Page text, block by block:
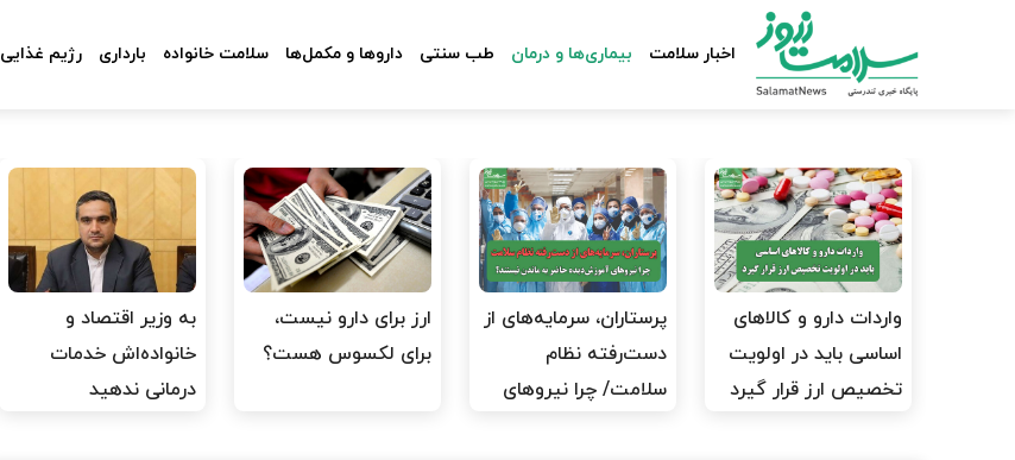
اخبار سلامت بیماری‌ها و درمان طب سنتی داروها و مکمل‌ها سلامت خانواده بارداری رژیم غذایی
واردات دارو و کالاهای
اساسی باید در اولویت
تخصیص ارز قرار گیرد
پرستاران، سرمایه‌های از
دست‌رفته نظام
سلامت/ چرا نیروهای
ارز برای دارو نیست،
برای لکسوس هست؟
به وزیر اقتصاد و
خانواده‌اش خدمات
درمانی ندهید